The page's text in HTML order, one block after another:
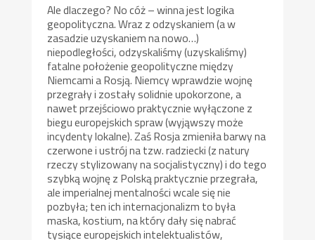
Ale dlaczego? No cóż – winna jest logika
geopolityczna. Wraz z odzyskaniem (a w
zasadzie uzyskaniem na nowo…)
niepodległości, odzyskaliśmy (uzyskaliśmy)
fatalne położenie geopolityczne między
Niemcami a Rosją. Niemcy wprawdzie wojnę
przegrały i zostały solidnie upokorzone, a
nawet przejściowo praktycznie wyłączone z
biegu europejskich spraw (wyjąwszy może
incydenty lokalne). Zaś Rosja zmieniła barwy na
czerwone i ustrój na tzw. radziecki (z natury
rzeczy stylizowany na socjalistyczny) i do tego
szybką wojnę z Polską praktycznie przegrała,
ale imperialnej mentalności wcale się nie
pozbyła; ten ich internacjonalizm to była
maska, kostium, na który dały się nabrać
tysiące europejskich intelektualistów,